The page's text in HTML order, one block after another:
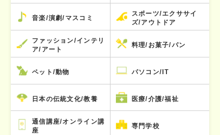
音楽/演劇/マスコミ
スポーツ/エクササイ
ズ/アウトドア
ファッション/インテリ
ア/アート
料理/お菓子/パン
ペット/動物 パソコン/IT
日本の伝統文化/教養 医療/介護/福祉
通信講座/オンライン講
座
専門学校